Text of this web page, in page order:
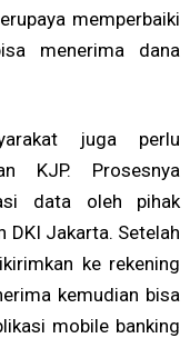
memperbaiki
menerima dana
juga perlu
KJP. Prosesnya
data oleh pihak
DKI Jakarta. Setelah
ke rekening
kemudian bisa
mobile banking